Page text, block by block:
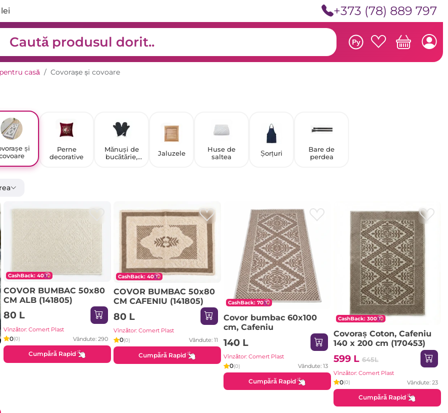
+373 (78) 889 797
Ру
casă Covorașe și covoare
și
Perne
decorative
Mănuși de
bucătărie,
Jaluzele
Huse de
saltea
Șorțuri
Bare de
perdea
CashBack: 40
COVOR BUMBAC 50x80
CM ALB (141805)
80 L
Vînzător: Comert Plast
0(0) Vândute: 290
Cumpără Rapid
CashBack: 40
COVOR BUMBAC 50x80
CM CAFENIU (141805)
80 L
Vînzător: Comert Plast
0(0) Vândute: 11
Cumpără Rapid
CashBack: 70
Covor bumbac 60x100
cm, Cafeniu
140 L
Vînzător: Comert Plast
0(0) Vândute: 13
Cumpără Rapid
CashBack: 300
Covoraș Coton, Cafeniu
140 x 200 cm (170453)
599 L 645L
Vînzător: Comert Plast
0(0) Vândute: 23
Cumpără Rapid